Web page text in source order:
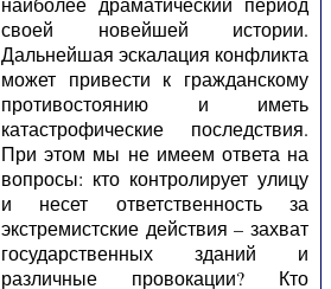
своей новейшей истории.
Дальнейшая эскалация конфликта
может привести к гражданскому
противостоянию и иметь
катастрофические последствия.
При этом мы не имеем ответа на
вопросы: кто контролирует улицу
и несет ответственность за
экстремистские действия – захват
государственных зданий и
различные провокации? Кто